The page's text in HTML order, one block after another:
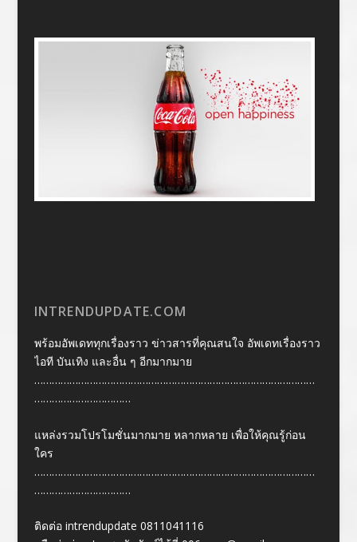
INTRENDUPDATE.COM
พร้อมอัพเดททุกเรื่องราว ข่าวสารที่คุณสนใจ อัพเดทเรื่องราว
ไอที บันเทิง และอื่น ๆ อีกมากมาย
……………………………………………………………………………………
……………………………
แหล่งรวมโปรโมชั่นมากมาย หลากหลาย เพื่อให้คุณรู้ก่อน
ใคร
……………………………………………………………………………………
……………………………
ติดต่อ intrendupdate 0811041116